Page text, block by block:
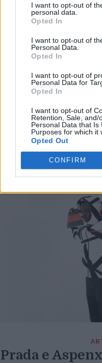
I want to opt-out of
personal data.
Opted In
I want to opt-out of
Personal Data.
Opted In
I want to opt-out of
Personal Data for
Opted In
I want to opt-out of
Retention, Sale, and/
Personal Data that Is
Purposes for which it
Opted Out
CONFIRM
Adidas x
collezione
Prada e